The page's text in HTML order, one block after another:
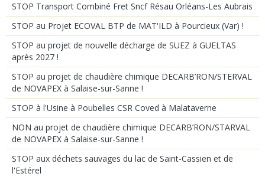
STOP Transport Combiné Fret Sncf Résau Orléans-Les Aubrais
STOP au Projet ECOVAL BTP de MAT'ILD à Pourcieux (Var) !
STOP au projet de nouvelle décharge de SUEZ à GUELTAS
après 2027 !
STOP au projet de chaudière chimique DECARB’RON/STERVAL
de NOVAPEX à Salaise-sur-Sanne !
STOP à l'Usine à Poubelles CSR Coved à Malataverne
NON au projet de chaudière chimique DECARB’RON/STARVAL
de NOVAPEX à Salaise-sur-Sanne !
STOP aux déchets sauvages du lac de Saint-Cassien et de
l'Estérel